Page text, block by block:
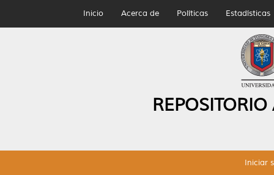
Inicio Acerca de Políticas Estadísticas
Iniciar